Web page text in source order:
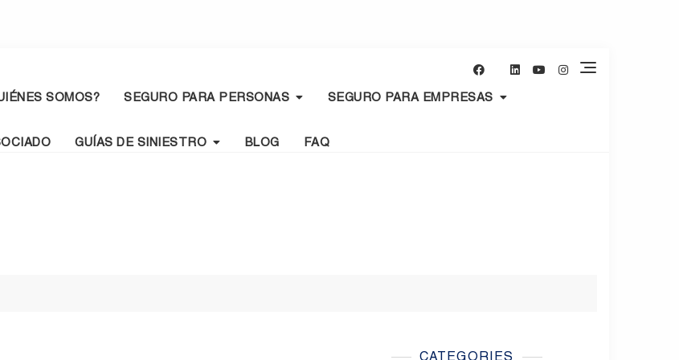
SOMOS? SEGURO PARA PERSONAS SEGURO PARA EMPRESAS
GUÍAS DE SINIESTRO BLOG FAQ
CATEGORIES